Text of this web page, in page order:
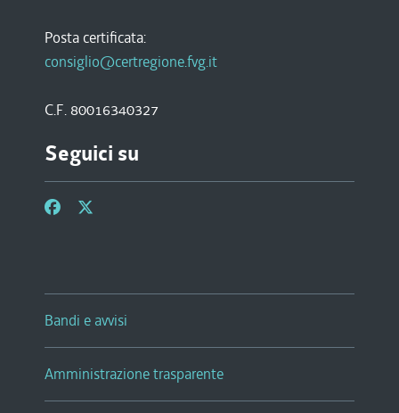
Posta certificata:
consiglio@certregione.fvg.it
C.F. 80016340327
Seguici su
Bandi e avvisi
Amministrazione trasparente